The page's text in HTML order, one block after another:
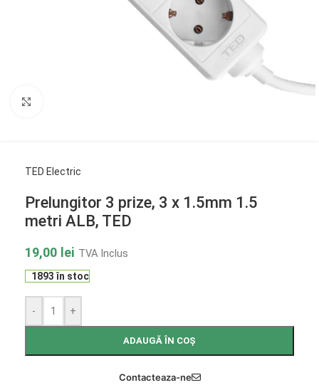
TED Electric
Prelungitor 3 prize, 3 x 1.5mm 1.5
metri ALB, TED
19,00 lei TVA Inclus
1893 în stoc
- +
ADAUGĂ ÎN COȘ
Contacteaza-ne